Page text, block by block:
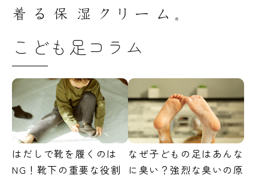
こども足コラム
はだしで靴を履くのは
NG！靴下の重要な役割
なぜ子どもの足はあんな
に臭い？強烈な臭いの原